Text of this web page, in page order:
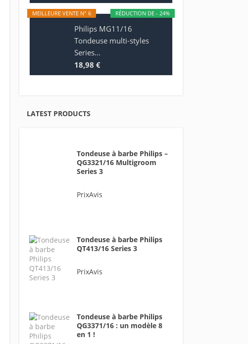
RÉDUCTION DE - 24%
MEILLEURE VENTE N° 6
Philips MG11/16
Tondeuse multi-styles
Series...
18,98 €
LATEST PRODUCTS
Tondeuse à barbe Philips –
QG3321/16 Multigroom
Series 3
PrixAvis
Tondeuse à barbe Philips
QT413/16 Series 3
PrixAvis
Tondeuse à barbe Philips
QG3371/16 : un modèle 8
en 1 !